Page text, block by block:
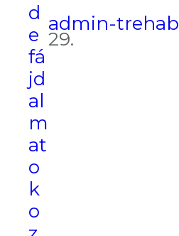
d
e
fá
jd
al
m
at
o
k
o
admin-trehab
29.